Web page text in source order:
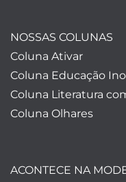
NOSSAS COLUNAS
Coluna Ativar
Coluna Educação
Coluna Literatura
Coluna Olhares
ACONTECE NA